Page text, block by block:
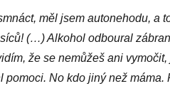
měl jsem autonehodu, a
(…) Alkohol odboural
že se nemůžeš ani
pomoci. No kdo jiný než